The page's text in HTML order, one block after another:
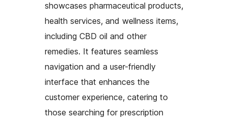
showcases pharmaceutical products,
health services, and wellness items,
including CBD oil and other
remedies. It features seamless
navigation and a user-friendly
interface that enhances the
customer experience, catering to
those searching for prescription